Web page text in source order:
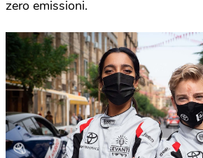
zero emissioni.